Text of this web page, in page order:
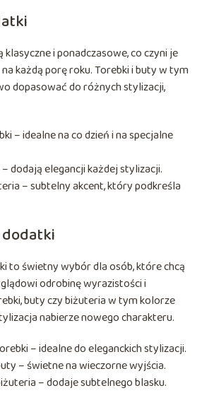
i ponadczasowe, co czyni je
każdą porę roku. Torebki i buty w tym
dopasować do różnych stylizacji,
– idealne na co dzień i na specjalne
dodają elegancji każdej stylizacji.
– subtelny akcent, który podkreśla
to świetny wybór dla osób, które chcą
odrobinę wyrazistości i
buty czy biżuteria w tym kolorze
nabierze nowego charakteru.
– idealne do eleganckich stylizacji.
– świetne na wieczorne wyjścia.
– dodaje subtelnego blasku.